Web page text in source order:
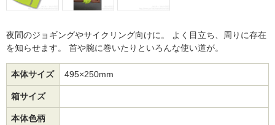
夜間のジョギングやサイクリング向けに。 よく目立ち、周りに存在
を知らせます。 首や腕に巻いたりといろんな使い道が。
本体サイズ 495×250mm
箱サイズ
本体色柄